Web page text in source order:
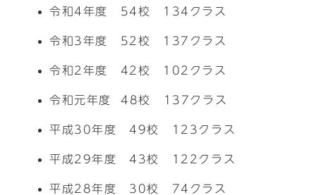
令和4年度 54校 134クラス
令和3年度 52校 137クラス
令和2年度 42校 102クラス
令和元年度 48校 137クラス
平成30年度 49校 123クラス
平成29年度 43校 122クラス
平成28年度 30校 74クラス